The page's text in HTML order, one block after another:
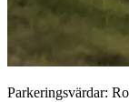
Parkeringsvärdar: